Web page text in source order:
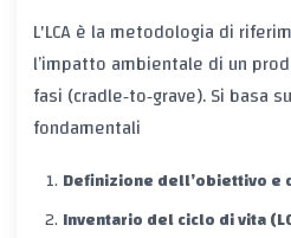
L'LCA è la metodologia di
l’impatto ambientale di un
fasi (cradle‑to‑grave). Si basa
fondamentali
Definizione dell’obiettivo e
Inventario del ciclo di vita